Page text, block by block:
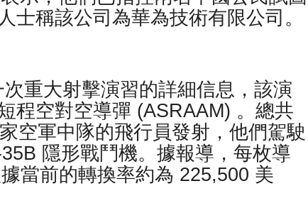
士稱該公司為華為技術有限公司。
重大射擊演習的詳細信息，該演
程空對空導彈 (ASRAAM) 。總共
空軍中隊的飛行員發射，他們駕駛
隱形戰鬥機。據報導，每枚導
當前的轉換率約為 225,500 美